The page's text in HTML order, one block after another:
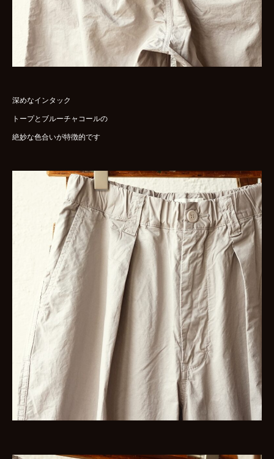
深めなインタック
トープとブルーチャコールの
絶妙な色合いが特徴的です